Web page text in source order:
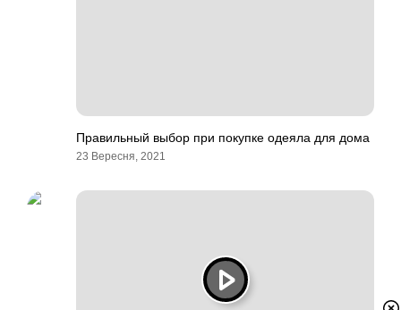
Правильный выбор при покупке одеяла для дома
23 Вересня, 2021